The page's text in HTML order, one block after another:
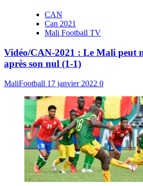
CAN
Can 2021
Mali Football TV
Vidéo/CAN-2021 : Le Mali peut
après son nul (1-1)
MaliFootball 17 janvier 2022 0